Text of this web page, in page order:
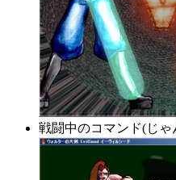
戦闘中のコマンド(じ